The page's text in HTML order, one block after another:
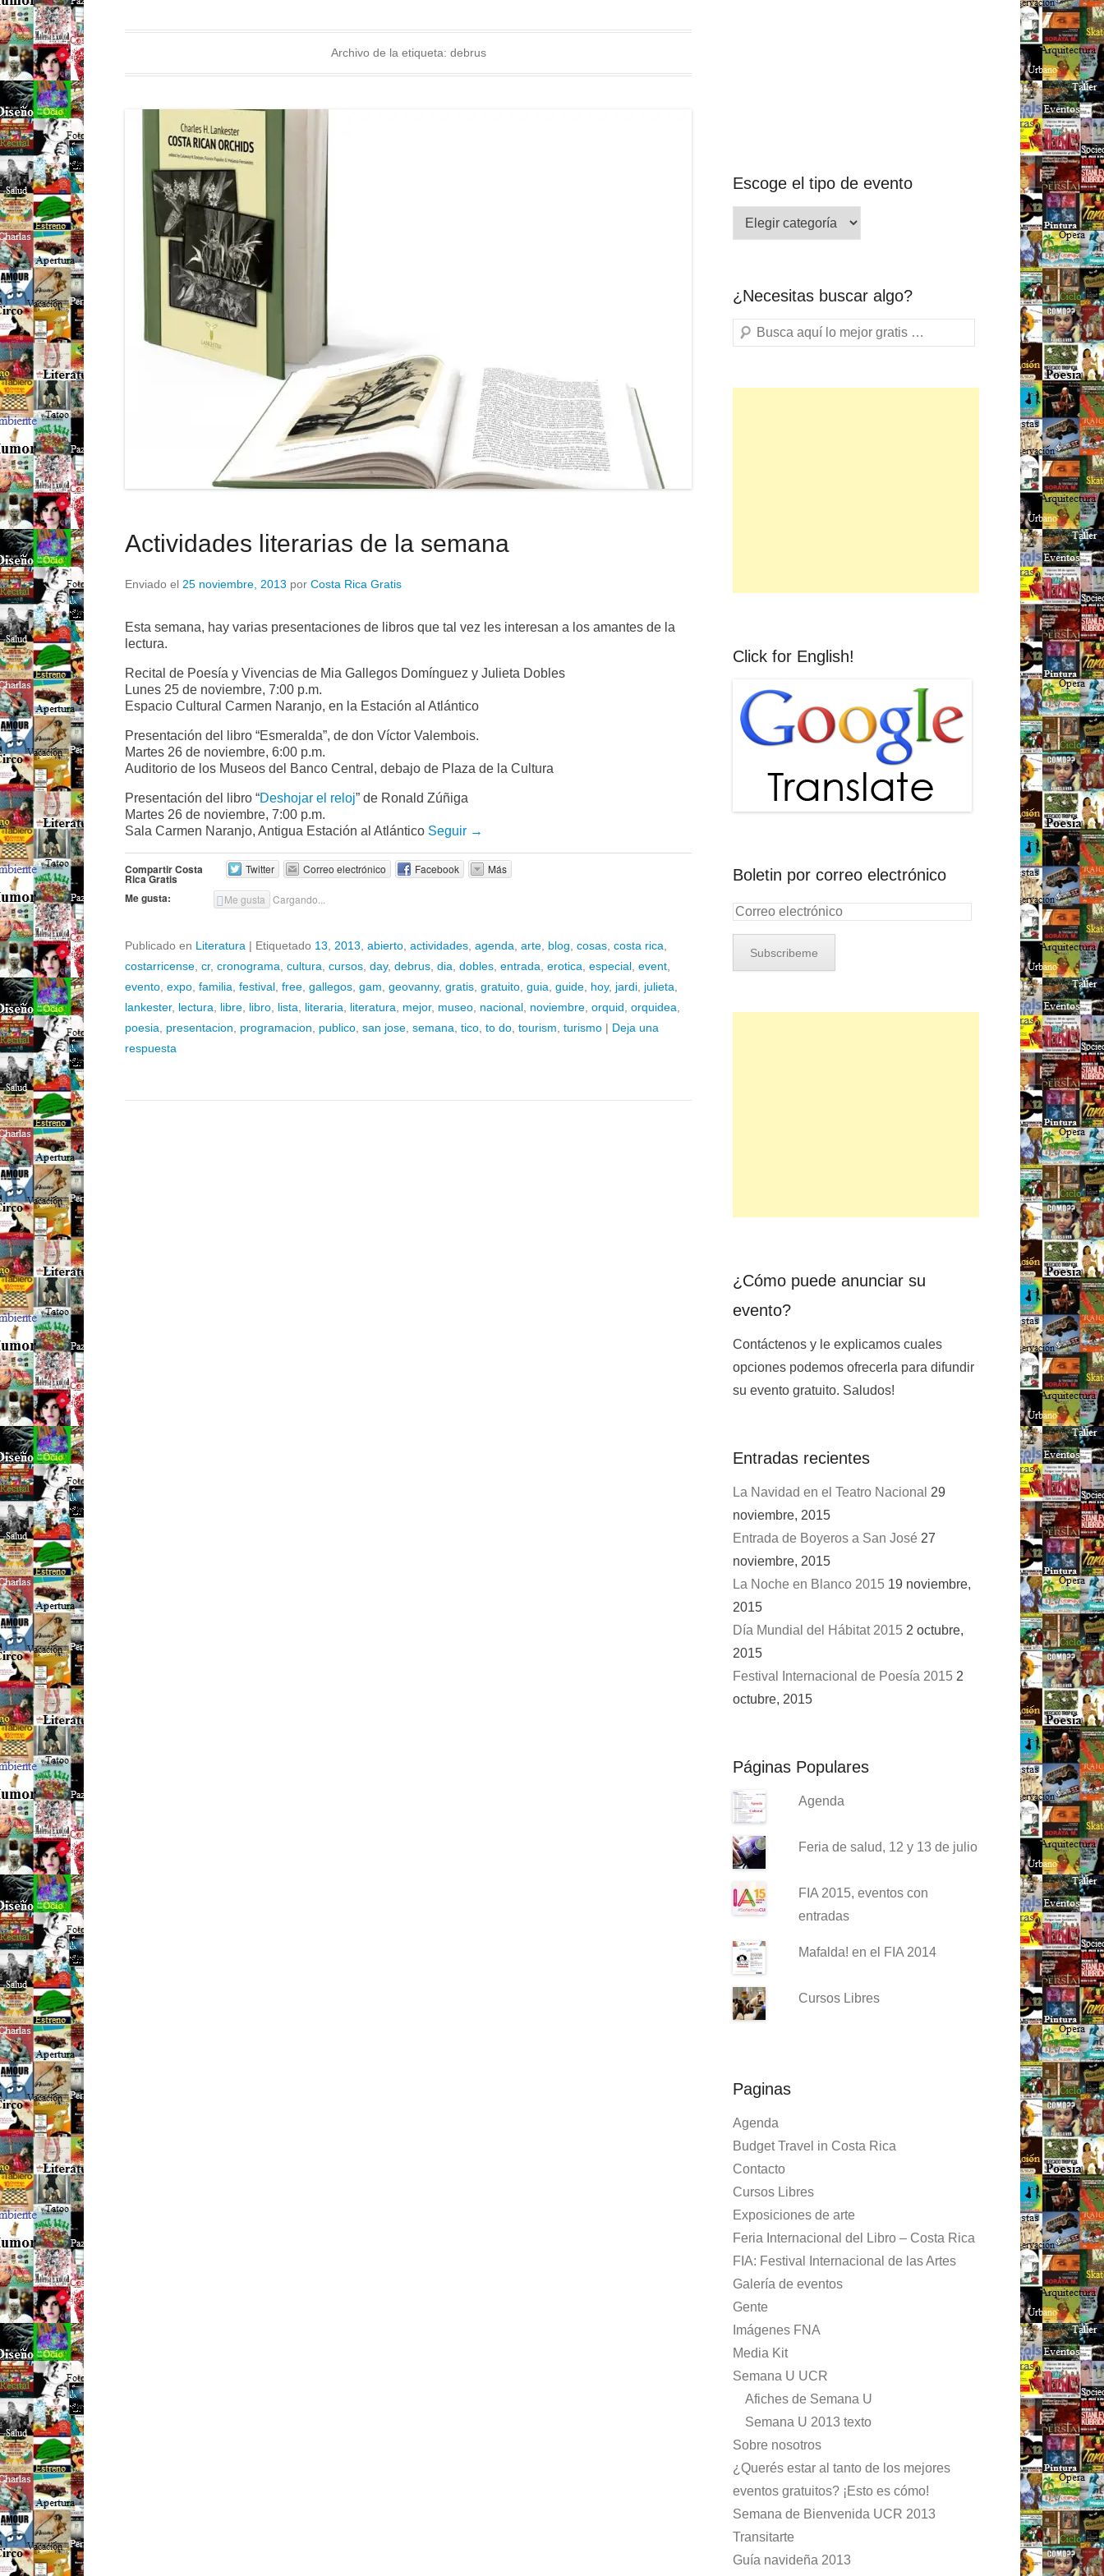
Archivo de la etiqueta: debrus
Actividades literarias de la semana
Enviado el 25 noviembre, 2013 por Costa Rica Gratis
Esta semana, hay varias presentaciones de libros que tal vez les interesan a los amantes de la
lectura.
Recital de Poesía y Vivencias de Mia Gallegos Domínguez y Julieta Dobles
Lunes 25 de noviembre, 7:00 p.m.
Espacio Cultural Carmen Naranjo, en la Estación al Atlántico
Presentación del libro “Esmeralda”, de don Víctor Valembois.
Martes 26 de noviembre, 6:00 p.m.
Auditorio de los Museos del Banco Central, debajo de Plaza de la Cultura
Presentación del libro “Deshojar el reloj” de Ronald Zúñiga
Martes 26 de noviembre, 7:00 p.m.
Sala Carmen Naranjo, Antigua Estación al Atlántico Seguir →
Compartir Costa
Rica Gratis
Twitter Correo electrónico Facebook Más
Me gusta: Me gusta Cargando...
Publicado en Literatura | Etiquetado 13 2013 abierto actividades agenda arte blog cosas costa rica
costarricense cr, cronograma cultura cursos day, debrus dia dobles entrada erotica especial event
evento expo familia festival free gallegos gam geovanny, gratis gratuito guia guide hoy, jardi julieta
lankester, lectura libre libro lista literaria literatura mejor, museo nacional noviembre orquid orquidea
poesia
presentacion programacion publico san jose semana tico to do tourism turismo | Deja una
respuesta
Escoge el tipo de evento
¿Necesitas buscar algo?
Buscar
Click for English!
Boletin por correo electrónico
¿Cómo puede anunciar su
evento?
Contáctenos y le explicamos cuales
opciones podemos ofrecerla para difundir
su evento gratuito. Saludos!
Entradas recientes
La Navidad en el Teatro Nacional 29
noviembre, 2015
Entrada de Boyeros a San José 27
noviembre, 2015
La Noche en Blanco 2015 19 noviembre,
2015
Día Mundial del Hábitat 2015 2 octubre,
2015
Festival Internacional de Poesía 2015 2
octubre, 2015
Páginas Populares
Agenda
Feria de salud, 12 y 13 de julio
FIA 2015, eventos con
entradas
Mafalda! en el FIA 2014
Cursos Libres
Paginas
Agenda
Budget Travel in Costa Rica
Contacto
Cursos Libres
Exposiciones de arte
Feria Internacional del Libro – Costa Rica
FIA: Festival Internacional de las Artes
Galería de eventos
Gente
Imágenes FNA
Media Kit
Semana U UCR
Afiches de Semana U
Semana U 2013 texto
Sobre nosotros
¿Querés estar al tanto de los mejores
eventos gratuitos? ¡Esto es cómo!
Semana de Bienvenida UCR 2013
Transitarte
Guía navideña 2013